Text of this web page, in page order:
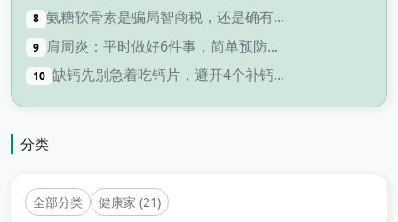
8 氨糖软骨素是骗局智商税，还是确有...
9 肩周炎：平时做好6件事，简单预防...
10 缺钙先别急着吃钙片，避开4个补钙...
分类
全部分类 健康家 (21)